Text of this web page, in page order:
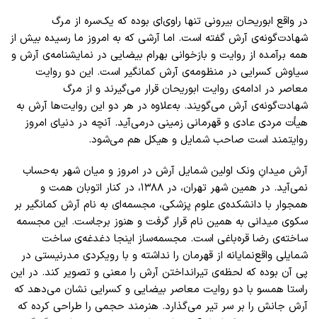
در واقع ابوریحان بیرونی تنها راوی‌ای بوده که یک‌سره از مرگ
شهادت‌گونه‌ی آرش گفته است. اما آرشی که به امروز ما رسیده بیش از
همه بر‌آمده از روایت و باز‌خوانی بهرام بیضایی در نمایشنامه‌ی آرش و
سیاوش کسرایی در منظومه‌ی آرش کمانگیر است. این دو روایت
معاصر در ادامه‌ی روایت ابو‌ریحان قرار می‌گیرند و از مرگ
شهادت‌گونه‌ی آرش می‌گویند. به‌علاوه در هر دو این روایت‌ها آرش به
‌هیأت مردی عادی و قهرمانی زمینی درمی‌آید. آنچه در دنیای امروز
روایتمند است صاحب شمایل و هیکل هم می‌شود.
آرش میدانِ ونک اولین شمایل آرش در امروز و میان شهر به‌حساب
نمی‌آید. در همین شهر تهران، در ۱۳۸۸، در کنار اتوبان همت و
همجوار با دانشکده‌ی علوم پزشکی، مجسمه‌ای به نام آرش کمانگیر بر
سکوی میدانی به همین نام قرار گرفت و هنوز بر‌جاست. این مجسمه
ساخته‌ی رضا قره‌‌باغی است. مجسمه‌ساز اینجا دغدغه‌ی ساخت
شمایلی واقع‌نمایانه از قهرمان را نداشته و با رویکردی مدرنیستی در
پی آن بوده که لحظه‌ی تیر‌انداختن آرش را معنی و تصویر کند. در این
راستا همسو با دو روایت معاصر بیضایی و کسرایی نشان می‌دهد که
آرش جانش را بر سر تیر می‌گذارد. هنرمند حجمی را طراحی کرده که